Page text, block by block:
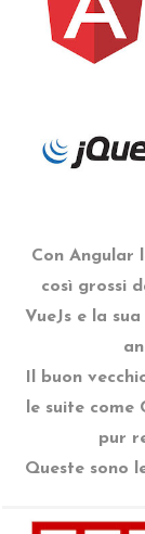
Con Angular
così grossi
VueJs e la
Il buon
le suite
pur
Queste sono